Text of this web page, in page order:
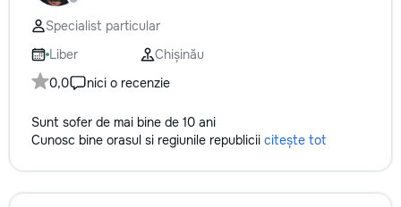
Specialist particular
Liber
Chișinău
0,0
nici o recenzie
Sunt sofer de mai bine de 10 ani
Cunosc bine orasul si regiunile republicii citește tot